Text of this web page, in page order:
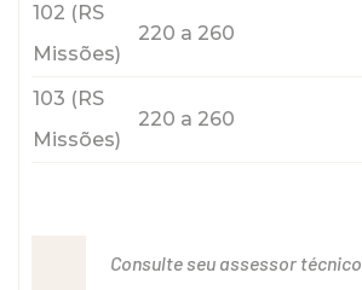
102 (RS
Missões)
220 a 260
103 (RS
Missões)
220 a 260
Consulte seu assessor técnico